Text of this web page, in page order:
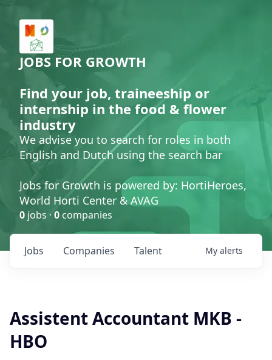
JOBS FOR GROWTH
Find your job, traineeship or
internship in the food & flower
industry
We advise you to search for roles in both
English and Dutch using the search bar
Jobs for Growth is powered by: HortiHeroes,
World Horti Center & AVAG
0 jobs · 0 companies
Jobs Companies Talent My alerts
Assistent Accountant MKB -
HBO